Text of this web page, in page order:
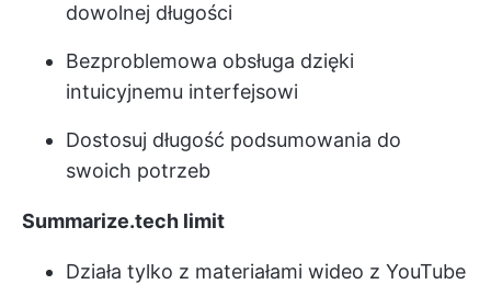
dowolnej długości
Bezproblemowa obsługa dzięki
intuicyjnemu interfejsowi
Dostosuj długość podsumowania do
swoich potrzeb
Summarize.tech limit
Działa tylko z materiałami wideo z YouTube